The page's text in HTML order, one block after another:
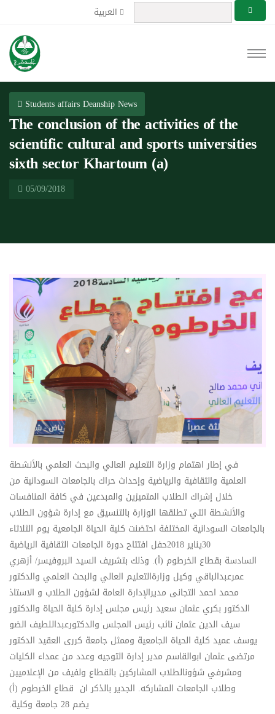
العربية
Students affairs Deanship News
The conclusion of the activities of the
scientific cultural and sports universities
sixth sector Khartoum (a)
05/09/2018
في إطار اهتمام وزارة التعليم العالي والبحث العلمي بالأنشطة
العلمية والثقافية والرياضية وإحداث حراك بالجامعات السودانية من
خلال إشراك الطلاب المتميزين والمبدعين في كافة المنافسات
والأنشطة التي تطلقها الوزارة بالتنسيق مع إدارة شؤون الطلاب
بالجامعات السودانية المختلفة احتضنت كلية الحياة الجامعية يوم الثلاثاء
30يناير 2018حفل افتتاح دورة الجامعات الثقافية الرياضية
السادسة بقطاع الخرطوم (أ). وذلك بتشريف السيد البروفيسر/ أزهري
عمرعبدالباقي وكيل وزارةالتعليم العالي والبحث العلمي والدكتور
محمد احمد التجانى مديرالإدارة العامة لشؤون الطلاب و الاستاذ
الدكتور بكري عثمان سعيد رئيس مجلس إدارة كلية الحياة والدكتور
سيف الدين عثمان نائب رئيس المجلس والدكتورعبداللطيف الضو
يوسف عميد كلية الحياة الجامعية وممثل جامعة كررى العقيد الدكتور
مرتضى عثمان ابوالقاسم مدير إدارة التوجيه وعدد من عمداء الكليات
ومشرفي شؤونالطلاب المشاركين بالقطاع ولفيف من الإعلاميين
وطلاب الجامعات المشاركه. الجدير بالذكر ان قطاع الخرطوم (أ)
يضم 28 جامعة وكلية.